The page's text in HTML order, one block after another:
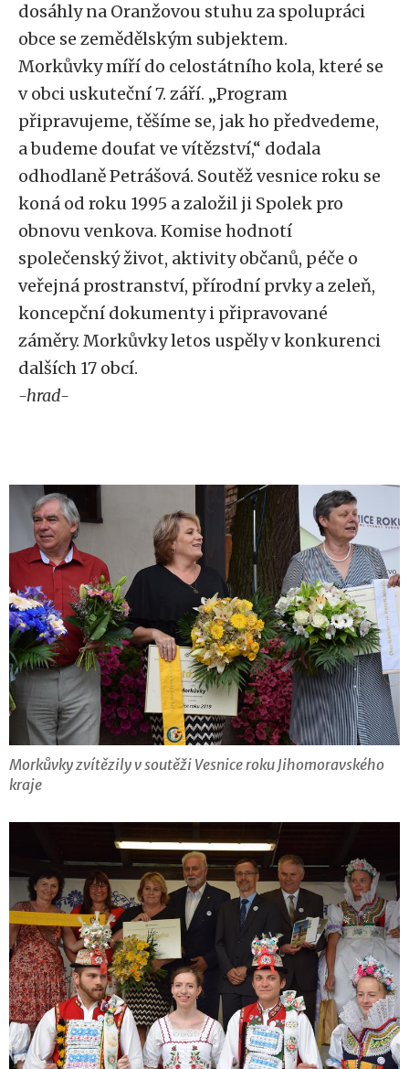
dosáhly na Oranžovou stuhu za spolupráci
obce se zemědělským subjektem.
Morkůvky míří do celostátního kola, které se
v obci uskuteční 7. září. „Program
připravujeme, těšíme se, jak ho předvedeme,
a budeme doufat ve vítězství,“ dodala
odhodlaně Petrášová. Soutěž vesnice roku se
koná od roku 1995 a založil ji Spolek pro
obnovu venkova. Komise hodnotí
společenský život, aktivity občanů, péče o
veřejná prostranství, přírodní prvky a zeleň,
koncepční dokumenty i připravované
záměry. Morkůvky letos uspěly v konkurenci
dalších 17 obcí.
-hrad-
Morkůvky zvítězily v soutěži Vesnice roku Jihomoravského
kraje